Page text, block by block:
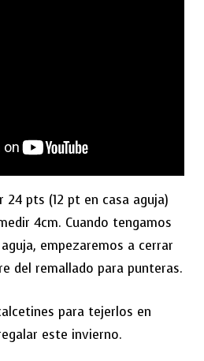
24 pts (12 pt en casa aguja)
4cm. Cuando tengamos
empezaremos a cerrar
del remallado para punteras.
para tejerlos en
este invierno.